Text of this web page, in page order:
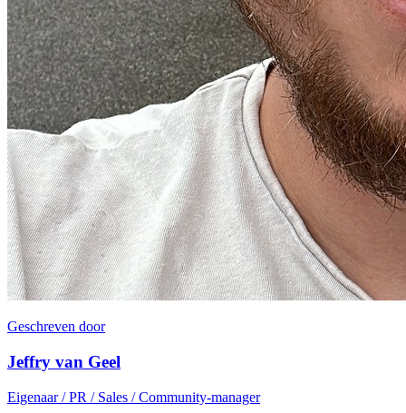
Geschreven door
Jeffry van Geel
Eigenaar / PR / Sales / Community-manager